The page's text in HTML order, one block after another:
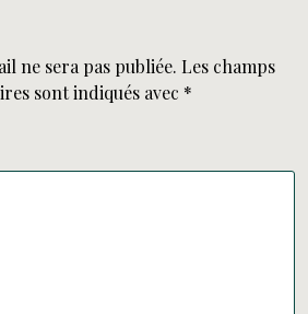
ne sera pas publiée. Les champs
sont indiqués avec *